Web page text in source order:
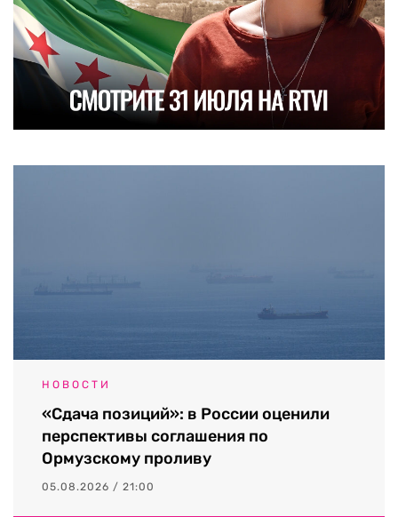
НОВОСТИ
«Сдача позиций»: в России оценили
перспективы соглашения по
Ормузскому проливу
05.08.2026 / 21:00